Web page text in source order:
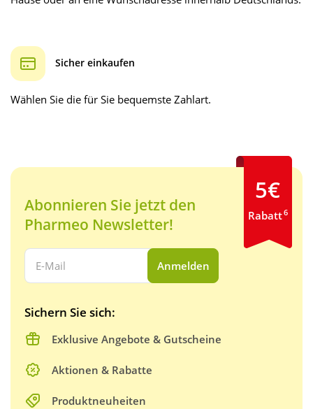
Sicher einkaufen
Wählen Sie die für Sie bequemste Zahlart.
Abonnieren Sie jetzt den
Pharmeo Newsletter!
Ihre E-Mail Adresse:
Anmelden
Sichern Sie sich:
Exklusive Angebote & Gutscheine
Aktionen & Rabatte
Produktneuheiten
5€
Rabatt6